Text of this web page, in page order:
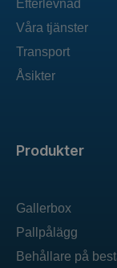
Produkter
Gallerbox
Pallpålägg
Behållare på
Efterlevnad
Våra tjänster
Transport
Åsikter